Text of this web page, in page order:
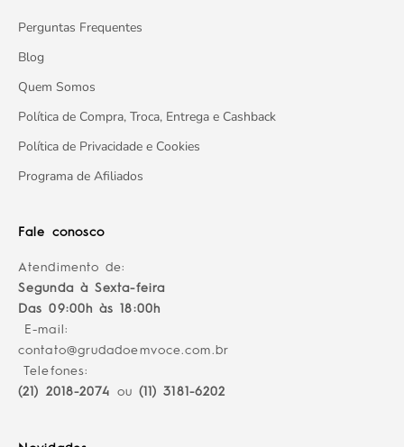
Perguntas Frequentes
Blog
Quem Somos
Política de Compra, Troca, Entrega e Cashback
Política de Privacidade e Cookies
Programa de Afiliados
Fale conosco
Atendimento de:
Segunda à Sexta-feira
Das 09:00h às 18:00h
E-mail:
contato@grudadoemvoce.com.br
Telefones:
(21) 2018-2074
ou (11) 3181-6202